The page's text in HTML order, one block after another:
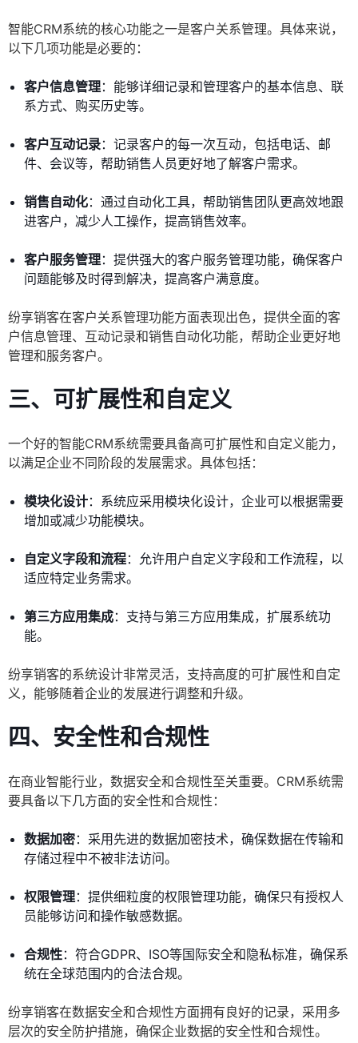
智能CRM系统的核心功能之一是客户关系管理。具体来说，
以下几项功能是必要的：
客户信息管理：能够详细记录和管理客户的基本信息、联
系方式、购买历史等。
客户互动记录：记录客户的每一次互动，包括电话、邮
件、会议等，帮助销售人员更好地了解客户需求。
销售自动化：通过自动化工具，帮助销售团队更高效地跟
进客户，减少人工操作，提高销售效率。
客户服务管理：提供强大的客户服务管理功能，确保客户
问题能够及时得到解决，提高客户满意度。
纷享销客在客户关系管理功能方面表现出色，提供全面的客
户信息管理、互动记录和销售自动化功能，帮助企业更好地
管理和服务客户。
三、可扩展性和自定义
一个好的智能CRM系统需要具备高可扩展性和自定义能力，
以满足企业不同阶段的发展需求。具体包括：
模块化设计：系统应采用模块化设计，企业可以根据需要
增加或减少功能模块。
自定义字段和流程：允许用户自定义字段和工作流程，以
适应特定业务需求。
第三方应用集成：支持与第三方应用集成，扩展系统功
能。
纷享销客的系统设计非常灵活，支持高度的可扩展性和自定
义，能够随着企业的发展进行调整和升级。
四、安全性和合规性
在商业智能行业，数据安全和合规性至关重要。CRM系统需
要具备以下几方面的安全性和合规性：
数据加密：采用先进的数据加密技术，确保数据在传输和
存储过程中不被非法访问。
权限管理：提供细粒度的权限管理功能，确保只有授权人
员能够访问和操作敏感数据。
合规性：符合GDPR、ISO等国际安全和隐私标准，确保系
统在全球范围内的合法合规。
纷享销客在数据安全和合规性方面拥有良好的记录，采用多
层次的安全防护措施，确保企业数据的安全性和合规性。